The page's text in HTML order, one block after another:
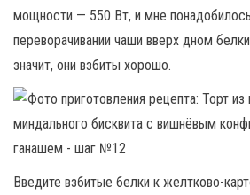
мощности — 550 Вт, и мне
переворачивании чаши вверх дном
значит, они взбиты хорошо.
Введите взбитые белки к желтково-